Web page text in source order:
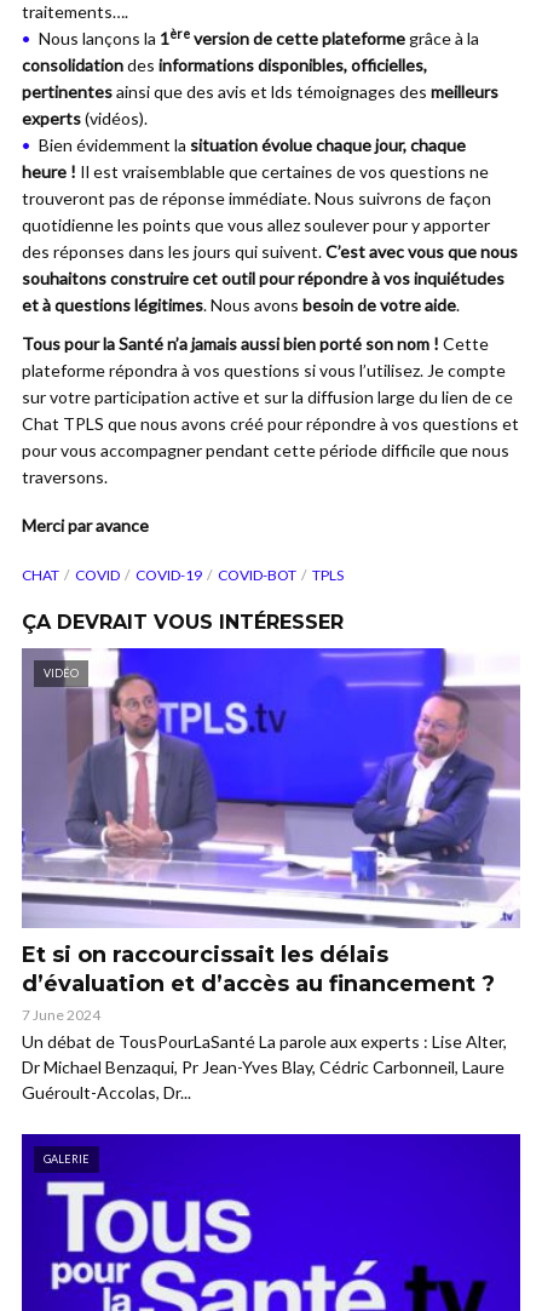
traitements….
Nous lançons la 1ère version de cette plateformegrâce à la
consolidationdes informations disponibles, officielles,
pertinentesainsi que des avis et lds témoignages des meilleurs
experts(vidéos).
Bien évidemment la situation évolue chaque jour, chaque
heure ! Il est vraisemblable que certaines de vos questions ne
trouveront pas de réponse immédiate. Nous suivrons de façon
quotidienne les points que vous allez soulever pour y apporter
des réponses dans les jours qui suivent.C’estavec vousque nous
souhaitons construire cet outil pour répondre à vos inquiétudes
et à questions légitimes. Nous avons besoin de votre aide.
Tous pour la Santé n’a jamais aussi bien porté son nom ! Cette
plateforme répondra à vos questions si vous l’utilisez. Je compte
sur votre participation active et sur la diffusion large du lien de ce
Chat TPLS que nous avons créé pour répondre à vos questions et
pour vous accompagner pendant cette période difficile que nous
traversons.
Merci par avance
CHAT COVID COVID-19 COVID-BOT TPLS
ÇA DEVRAIT VOUS INTÉRESSER
VIDÉO
Et si on raccourcissait les délais
d’évaluation et d’accès au financement ?
7 June 2024
Un débat de TousPourLaSanté La parole aux experts : Lise Alter,
Dr Michael Benzaqui, Pr Jean-Yves Blay, Cédric Carbonneil, Laure
Guéroult-Accolas, Dr...
GALERIE